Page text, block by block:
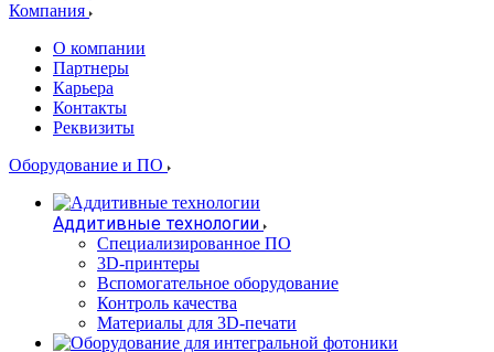
Компания
О компании
Партнеры
Карьера
Контакты
Реквизиты
Оборудование и ПО
Аддитивные технологии
Специализированное ПО
3D-принтеры
Вспомогательное оборудование
Контроль качества
Материалы для 3D-печати